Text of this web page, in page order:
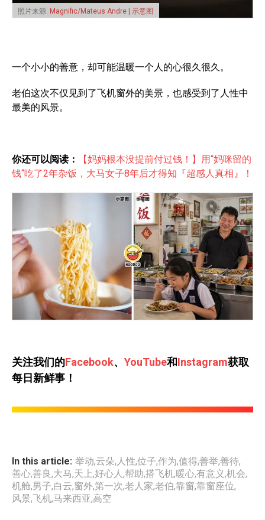
照片来源: Magnific/Mateus Andre | 示意图
一个小小的善意，却可能温暖一个人的心很久很久。
老伯这次不仅见到了飞机窗外的美景，也感受到了人性中
最美的风景。
你还可以阅读：
【妈妈根本没提前付过钱！】用“妈咪留的
钱“吃了2年杂饭，大马女子8年后才得知『超感人真相』！
关注我们的Facebook、 YouTube和Instagram获取
每日新鲜事！
In this article: 举动,云朵, 人性,位子,作为,值得,善举,善待,
善心,善良,大马,天上,好心人,帮助,搭飞机,暖心,有意义,机会,
机舱,男子,白云,窗外,第一次,老人家,老伯,靠窗,靠窗座位,
风景,飞机,马来西亚,高空